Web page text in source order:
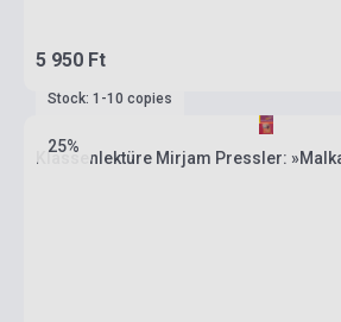
5 950 Ft
25%
Stock: 1-10 copies
Klassenlektüre Mirjam Pressler: